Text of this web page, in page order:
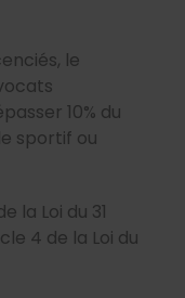
le
10% du
sportif ou
la Loi du 31
4 de la Loi du